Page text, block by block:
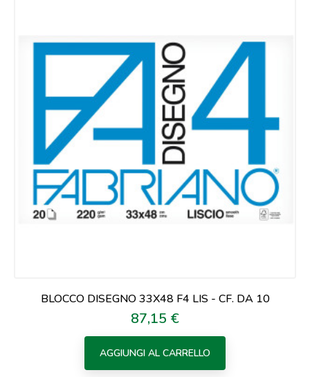
BLOCCO DISEGNO 33X48 F4 LIS - CF. DA 10
Prezzo
87,15 €
AGGIUNGI AL CARRELLO